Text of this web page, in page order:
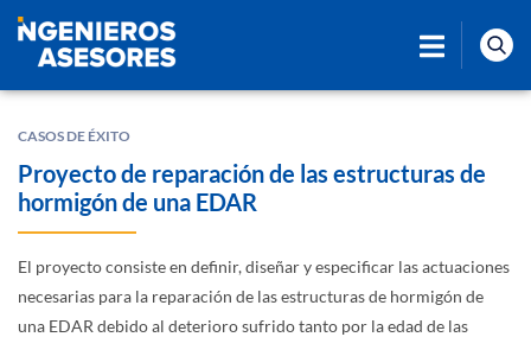
CASOS DE ÉXITO
Proyecto de reparación de las estructuras de
hormigón de una EDAR
El proyecto consiste en definir, diseñar y especificar las actuaciones
necesarias para la reparación de las estructuras de hormigón de
una EDAR debido al deterioro sufrido tanto por la edad de las